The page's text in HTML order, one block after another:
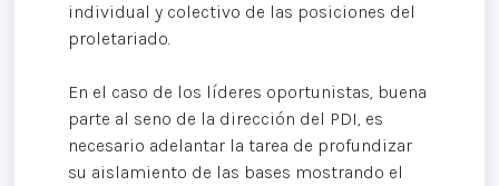
individual y colectivo de las posiciones del
proletariado.
En el caso de los líderes oportunistas, buena
parte al seno de la dirección del PDI, es
necesario adelantar la tarea de profundizar
su aislamiento de las bases mostrando el